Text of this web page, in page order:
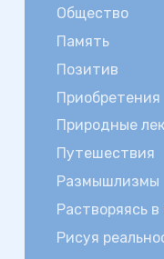
Общество
Память
Позитив
Приобретения
Природные
Путешествия
Размышлизмы
Растворяясь
Рисуя